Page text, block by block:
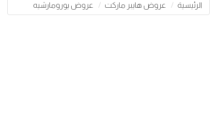
الرئيسية عروض هايبر ماركت عروض يورومارشيه